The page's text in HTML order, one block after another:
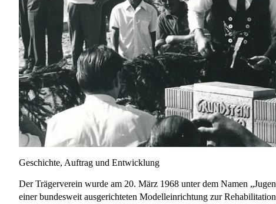
Geschichte, Auftrag und Entwicklung
Der Trägerverein wurde am 20. März 1968 unter dem Namen
einer bundesweit ausgerichteten Modelleinrichtung zur